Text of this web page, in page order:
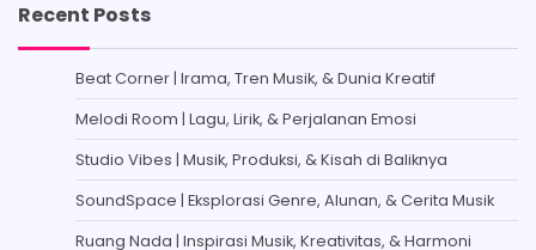
Recent Posts
Beat Corner | Irama, Tren Musik, & Dunia Kreatif
Melodi Room | Lagu, Lirik, & Perjalanan Emosi
Studio Vibes | Musik, Produksi, & Kisah di Baliknya
SoundSpace | Eksplorasi Genre, Alunan, & Cerita Musik
Ruang Nada | Inspirasi Musik, Kreativitas, & Harmoni